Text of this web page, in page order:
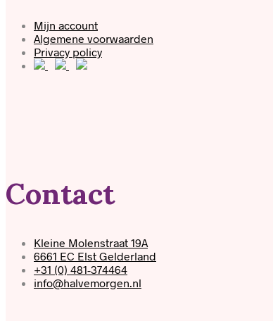
Mijn account
Algemene voorwaarden
Privacy policy
Contact
Kleine Molenstraat 19A
6661 EC Elst Gelderland
+31 (0) 481-374464
info@halvemorgen.nl